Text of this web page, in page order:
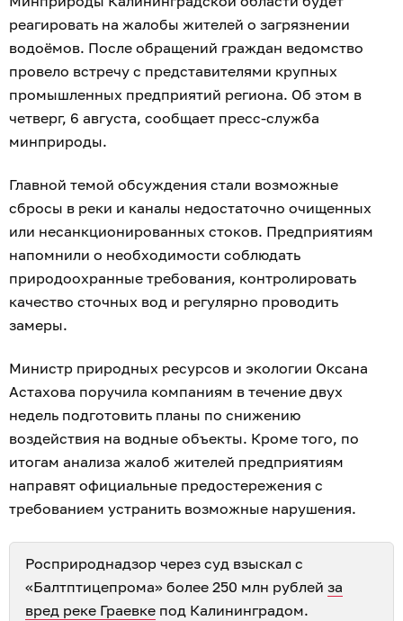
реагировать на жалобы жителей о загрязнении
водоёмов. После обращений граждан ведомство
провело встречу с представителями крупных
промышленных предприятий региона. Об этом в
четверг, 6 августа, сообщает пресс-служба
минприроды.
Главной темой обсуждения стали возможные
сбросы в реки и каналы недостаточно очищенных
или несанкционированных стоков. Предприятиям
напомнили о необходимости соблюдать
природоохранные требования, контролировать
качество сточных вод и регулярно проводить
замеры.
Министр природных ресурсов и экологии Оксана
Астахова поручила компаниям в течение двух
недель подготовить планы по снижению
воздействия на водные объекты. Кроме того, по
итогам анализа жалоб жителей предприятиям
направят официальные предостережения с
требованием устранить возможные нарушения.
Росприроднадзор через суд взыскал с
«Балтптицепрома» более 250 млн рублей за
вред реке Граевке под Калининградом.